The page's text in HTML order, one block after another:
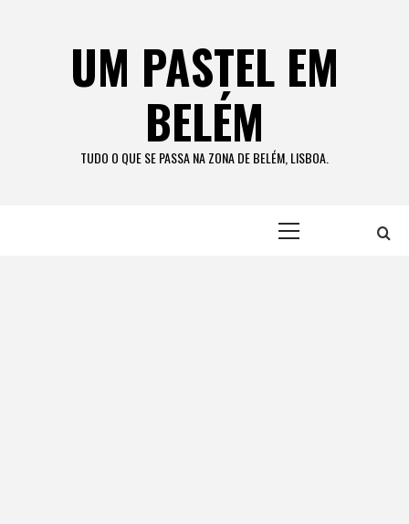
UM PASTEL EM
BELÉM
TUDO O QUE SE PASSA NA ZONA DE BELÉM, LISBOA.